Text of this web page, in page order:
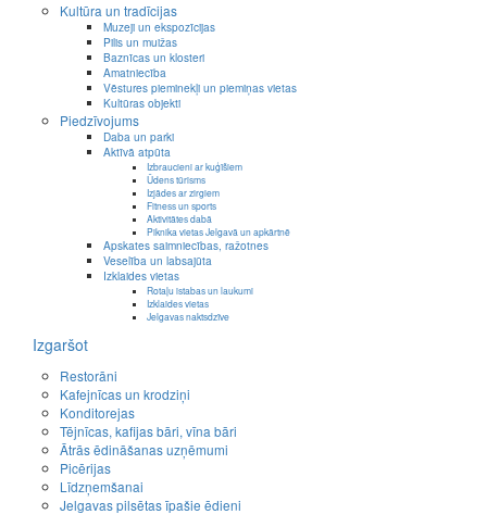
Kultūra un tradīcijas
Muzeji un ekspozīcijas
Pilis un muižas
Baznīcas un klosteri
Amatniecība
Vēstures pieminekļi un piemiņas vietas
Kultūras objekti
Piedzīvojums
Daba un parki
Aktīvā atpūta
Izbraucieni ar kuģīšiem
Ūdens tūrisms
Izjādes ar zirgiem
Fitness un sports
Aktivitātes dabā
Piknika vietas Jelgavā un apkārtnē
Apskates saimniecības, ražotnes
Veselība un labsajūta
Izklaides vietas
Rotaļu istabas un laukumi
Izklaides vietas
Jelgavas naktsdzīve
Izgaršot
Restorāni
Kafejnīcas un krodziņi
Konditorejas
Tējnīcas, kafijas bāri, vīna bāri
Ātrās ēdināšanas uzņēmumi
Picērijas
Līdzņemšanai
Jelgavas pilsētas īpašie ēdieni